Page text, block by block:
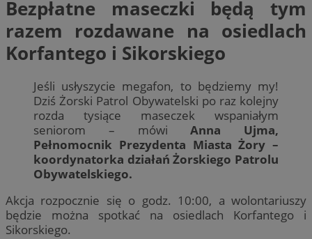
Bezpłatne maseczki będą tym
razem rozdawane na osiedlach
Korfantego i Sikorskiego
Jeśli usłyszycie megafon, to będziemy my!
Dziś Żorski Patrol Obywatelski po raz kolejny
rozda tysiące maseczek wspaniałym
seniorom – mówiAnna Ujma,
Pełnomocnik Prezydenta Miasta Żory –
koordynatorka działań Żorskiego Patrolu
Obywatelskiego.
Akcja rozpocznie się o godz. 10:00, a wolontariuszy
będzie można spotkać na osiedlach Korfantego i
Sikorskiego.